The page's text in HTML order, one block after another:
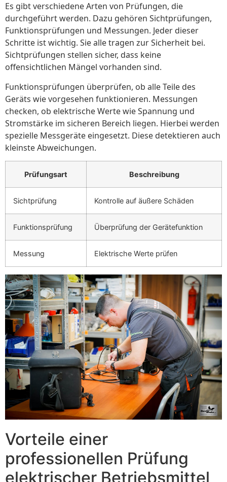
Es gibt verschiedene Arten von Prüfungen, die
durchgeführt werden. Dazu gehören Sichtprüfungen,
Funktionsprüfungen und Messungen. Jeder dieser
Schritte ist wichtig. Sie alle tragen zur Sicherheit bei.
Sichtprüfungen stellen sicher, dass keine
offensichtlichen Mängel vorhanden sind.
Funktionsprüfungen überprüfen, ob alle Teile des
Geräts wie vorgesehen funktionieren. Messungen
checken, ob elektrische Werte wie Spannung und
Stromstärke im sicheren Bereich liegen. Hierbei werden
spezielle Messgeräte eingesetzt. Diese detektieren auch
kleinste Abweichungen.
Prüfungsart Beschreibung
Sichtprüfung Kontrolle auf äußere Schäden
Funktionsprüfung Überprüfung der Gerätefunktion
Messung Elektrische Werte prüfen
Vorteile einer
professionellen Prüfung
elektrischer Betriebsmittel